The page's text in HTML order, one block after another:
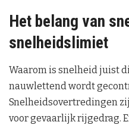
Het belang van
snelheidslimiet
Waarom is snelheid juist
nauwlettend wordt
Snelheidsovertredingen
voor gevaarlijk rijgedrag.